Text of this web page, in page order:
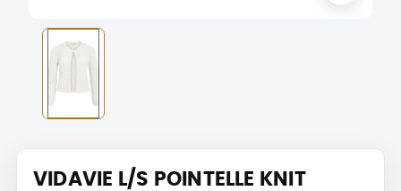
VIDAVIE L/S POINTELLE KNIT